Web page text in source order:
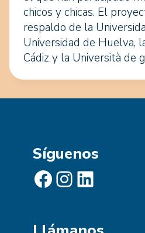
chicos y chicas. El
respaldo de la
Universidad de Huelva,
Cádiz y la Università de
Síguenos
Facebook Instagram LinkedIn